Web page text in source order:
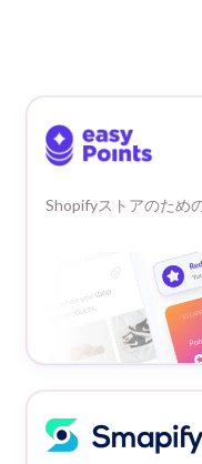
Shopifyストアのため